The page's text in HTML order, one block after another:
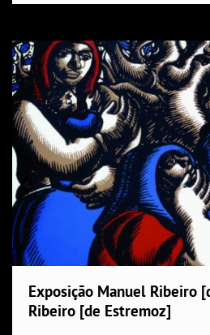
Exposição Manuel Ribeiro
Ribeiro [de Estremoz]